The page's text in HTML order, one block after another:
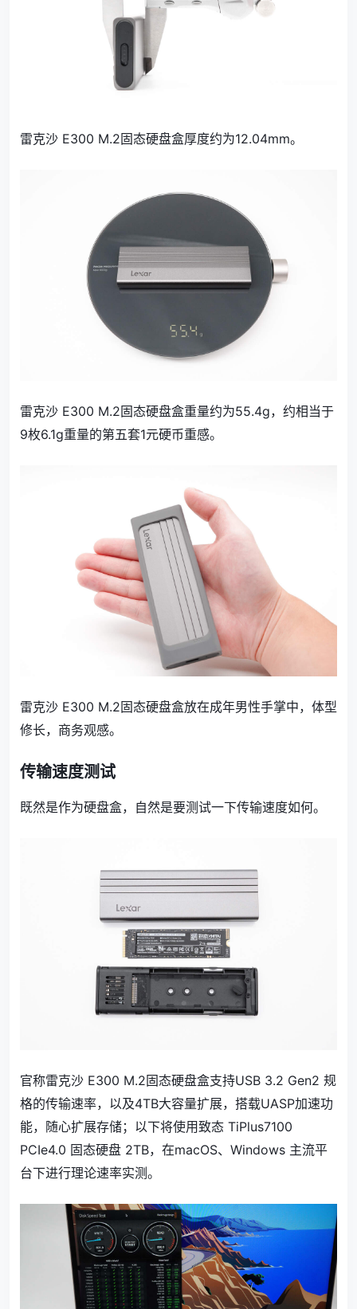
雷克沙 E300 M.2固态硬盘盒厚度约为12.04mm。
雷克沙 E300 M.2固态硬盘盒重量约为55.4g，约相当于
9枚6.1g重量的第五套1元硬币重感。
雷克沙 E300 M.2固态硬盘盒放在成年男性手掌中，体型
修长，商务观感。
传输速度测试
既然是作为硬盘盒，自然是要测试一下传输速度如何。
官称雷克沙 E300 M.2固态硬盘盒支持USB 3.2 Gen2 规
格的传输速率，以及4TB大容量扩展，搭载UASP加速功
能，随心扩展存储；以下将使用致态 TiPlus7100
PCIe4.0 固态硬盘 2TB，在macOS、Windows 主流平
台下进行理论速率实测。